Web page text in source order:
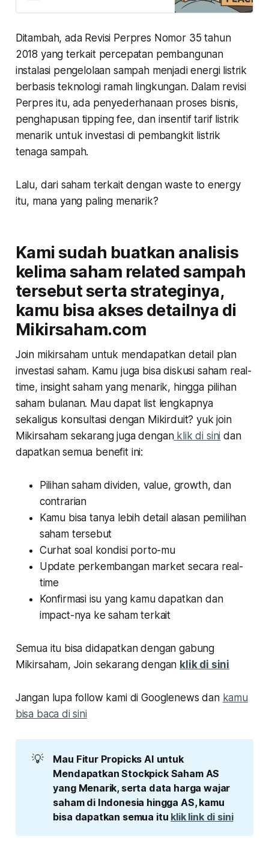
Ditambah, ada Revisi Perpres Nomor 35 tahun
2018 yang terkait percepatan pembangunan
instalasi pengelolaan sampah menjadi energi listrik
berbasis teknologi ramah lingkungan. Dalam revisi
Perpres itu, ada penyederhanaan proses bisnis,
penghapusan tipping fee, dan insentif tarif listrik
menarik untuk investasi di pembangkit listrik
tenaga sampah.
Lalu, dari saham terkait dengan waste to energy
itu, mana yang paling menarik?
Kami sudah buatkan analisis
kelima saham related sampah
tersebut serta strateginya,
kamu bisa akses detailnya di
Mikirsaham.com
Join mikirsaham untuk mendapatkan detail plan
investasi saham. Kamu juga bisa diskusi saham real-
time, insight saham yang menarik, hingga pilihan
saham bulanan. Mau dapat list lengkapnya
sekaligus konsultasi dengan Mikirduit? yuk join
Mikirsaham sekarang juga dengan klik di sini dan
dapatkan semua benefit ini:
Pilihan saham dividen, value, growth, dan
contrarian
Kamu bisa tanya lebih detail alasan pemilihan
saham tersebut
Curhat soal kondisi porto-mu
Update perkembangan market secara real-
time
Konfirmasi isu yang kamu dapatkan dan
impact-nya ke saham terkait
Semua itu bisa didapatkan dengan gabung
Mikirsaham, Join sekarang dengan klik di sini
Jangan lupa follow kami di Googlenews dan kamu
bisa baca di sini
💡
Mau Fitur Propicks AI untuk
Mendapatkan Stockpick Saham AS
yang Menarik, serta data harga wajar
saham di Indonesia hingga AS, kamu
bisa dapatkan semua itu klik link di sini